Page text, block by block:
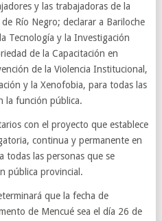
y las trabajadoras de la
Río Negro; declarar a Bariloche
Tecnología y la Investigación
de la Capacitación en
de la Violencia Institucional,
y la Xenofobia, para todas las
la función pública.
con el proyecto que establece
continua y permanente en
todas las personas que se
pública provincial.
que la fecha de
de Mencué sea el día 26 de